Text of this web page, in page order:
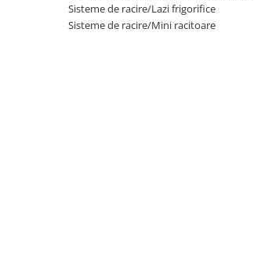
Sisteme de racire/Lazi frigorifice
Sisteme de racire/Mini racitoare